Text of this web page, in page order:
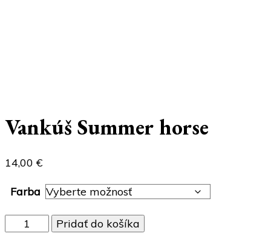
Vankúš Summer horse
14,00 €
Farba
množstvo
Vankúš
Pridať do košíka